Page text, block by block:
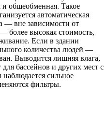
и общеобменная. Такое
автоматическая
— вне зависимости от
более высокая стоимость,
Если в здании
количества людей —
Выводится лишняя влага,
бассейнов и других мест с
сильное
фильтры.